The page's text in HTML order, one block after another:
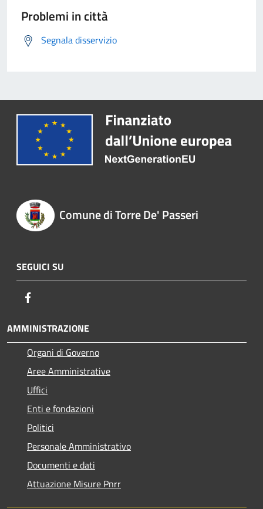
Problemi in città
Segnala disservizio
Comune di Torre De' Passeri
SEGUICI SU
AMMINISTRAZIONE
Organi di Governo
Aree Amministrative
Uffici
Enti e fondazioni
Politici
Personale Amministrativo
Documenti e dati
Attuazione Misure Pnrr